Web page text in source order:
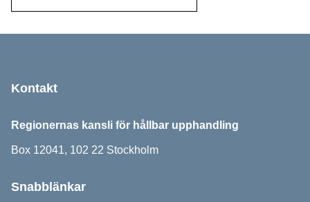
Kontakt
Regionernas kansli för hållbar upphandling
Box 12041, 102 22 Stockholm
Snabblänkar